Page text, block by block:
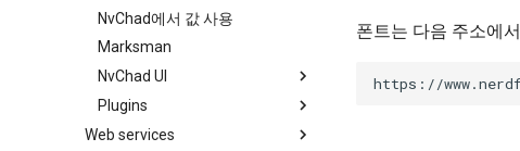
Log management
Conclusions
부록 A - 워크스테이션 설정
8 Container Snapshots
9 Snapshot Server
10 Automating Snapshots
Appendix A - Workstation
Setup
NvChad에서 값 사용
Marksman
NvChad UI
기본 제공 플러그인
플러그인 매니저
Plugins
개요
Web services
폰트는 다음 주소에